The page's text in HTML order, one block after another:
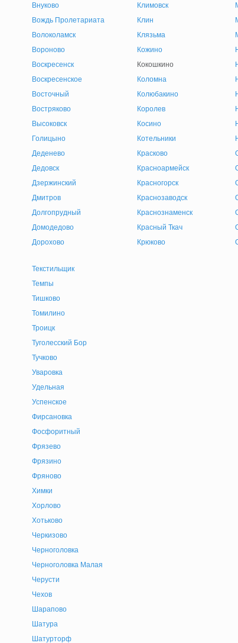
Внуково
Вождь Пролетариата
Волоколамск
Вороново
Воскресенск
Воскресенское
Восточный
Востряково
Высоковск
Голицыно
Деденево
Дедовск
Дзержинский
Дмитров
Долгопрудный
Домодедово
Дорохово
Климовск
Клин
Клязьма
Кожино
Кокошкино
Коломна
Колюбакино
Королев
Косино
Котельники
Красково
Красноармейск
Красногорск
Краснозаводск
Краснознаменск
Красный Ткач
Крюково
Текстильщик
Темпы
Тишково
Томилино
Троицк
Туголесский Бор
Тучково
Уваровка
Удельная
Успенское
Фирсановка
Фосфоритный
Фрязево
Фрязино
Фряново
Химки
Хорлово
Хотьково
Черкизово
Черноголовка
Черноголовка Малая
Черусти
Чехов
Шарапово
Шатура
Шатурторф